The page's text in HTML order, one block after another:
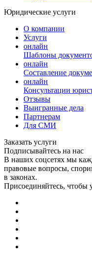
Юридические услуги
О компании
Услуги
онлайн
Шаблоны
онлайн
Составление
онлайн
Консультации
Отзывы
Выигранные дела
Партнерам
Для СМИ
Заказать услуги
Подписывайтесь на нас
В наших соцсетях мы
правовые вопросы,
в законах.
Присоединяйтесь, чтобы